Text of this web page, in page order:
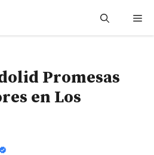
Promesas
en Los